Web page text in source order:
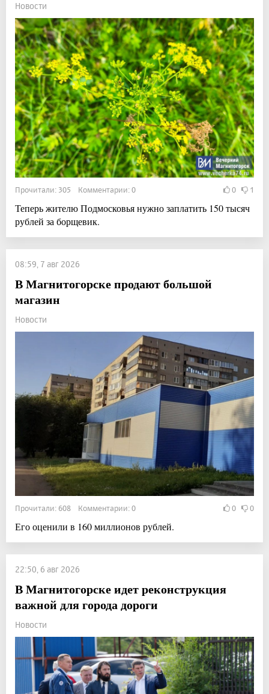
Новости
Прочитали: 305 Комментарии: 0 0 1
Теперь жителю Подмосковья нужно заплатить 150 тысяч
рублей за борщевик.
08:59, 7 авг 2026
В Магнитогорске продают большой
магазин
Новости
Прочитали: 608 Комментарии: 0 0 0
Его оценили в 160 миллионов рублей.
22:50, 6 авг 2026
В Магнитогорске идет реконструкция
важной для города дороги
Новости